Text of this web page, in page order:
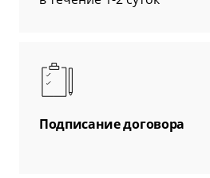
Подписание договора